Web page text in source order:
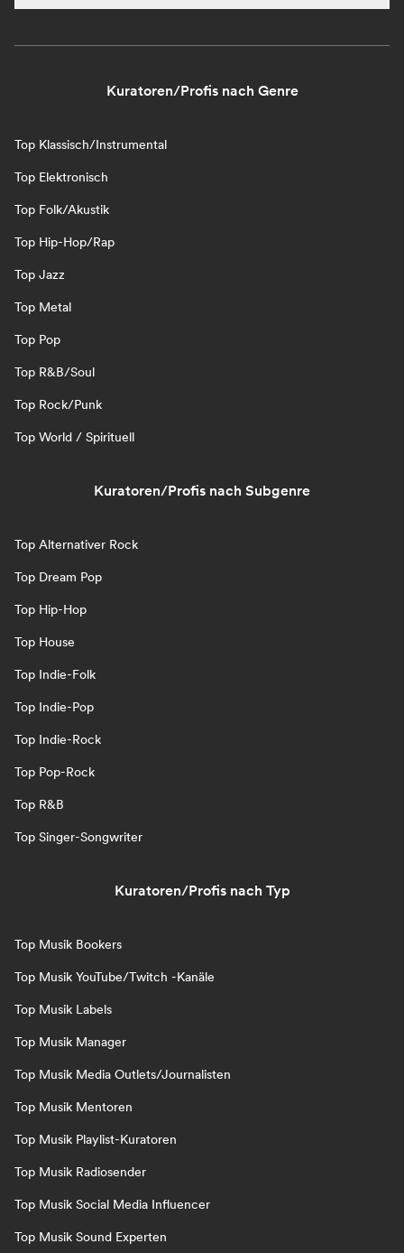
Kuratoren/Profis nach Genre
Top Klassisch/Instrumental
Top Elektronisch
Top Folk/Akustik
Top Hip-Hop/Rap
Top Jazz
Top Metal
Top Pop
Top R&B/Soul
Top Rock/Punk
Top World / Spirituell
Kuratoren/Profis nach Subgenre
Top Alternativer Rock
Top Dream Pop
Top Hip-Hop
Top House
Top Indie-Folk
Top Indie-Pop
Top Indie-Rock
Top Pop-Rock
Top R&B
Top Singer-Songwriter
Kuratoren/Profis nach Typ
Top Musik Bookers
Top Musik YouTube/Twitch -Kanäle
Top Musik Labels
Top Musik Manager
Top Musik Media Outlets/Journalisten
Top Musik Mentoren
Top Musik Playlist-Kuratoren
Top Musik Radiosender
Top Musik Social Media Influencer
Top Musik Sound Experten